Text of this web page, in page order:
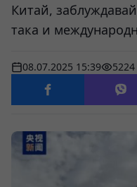
Китай,
така и
08.07.2025 15:39